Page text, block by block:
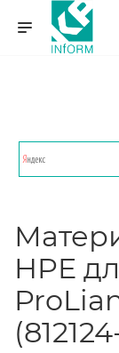
HPE